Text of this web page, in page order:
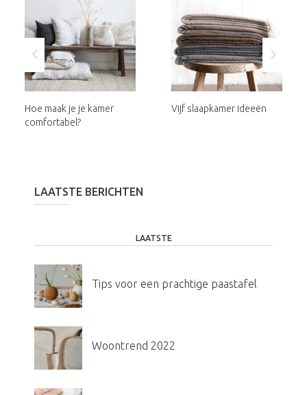
Hoe maak je je kamer
comfortabel?
Vijf slaapkamer ideeën
LAATSTE BERICHTEN
LAATSTE
Tips voor een prachtige paastafel
Woontrend 2022